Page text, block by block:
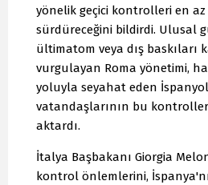
yönelik geçici kontrolleri en
sürdüreceğini bildirdi. Ulusal
ültimatom veya dış baskıları
vurgulayan Roma yönetimi,
yoluyla seyahat eden İspanyol
vatandaşlarının bu
aktardı.
İtalya Başbakanı Giorgia
kontrol önlemlerini,